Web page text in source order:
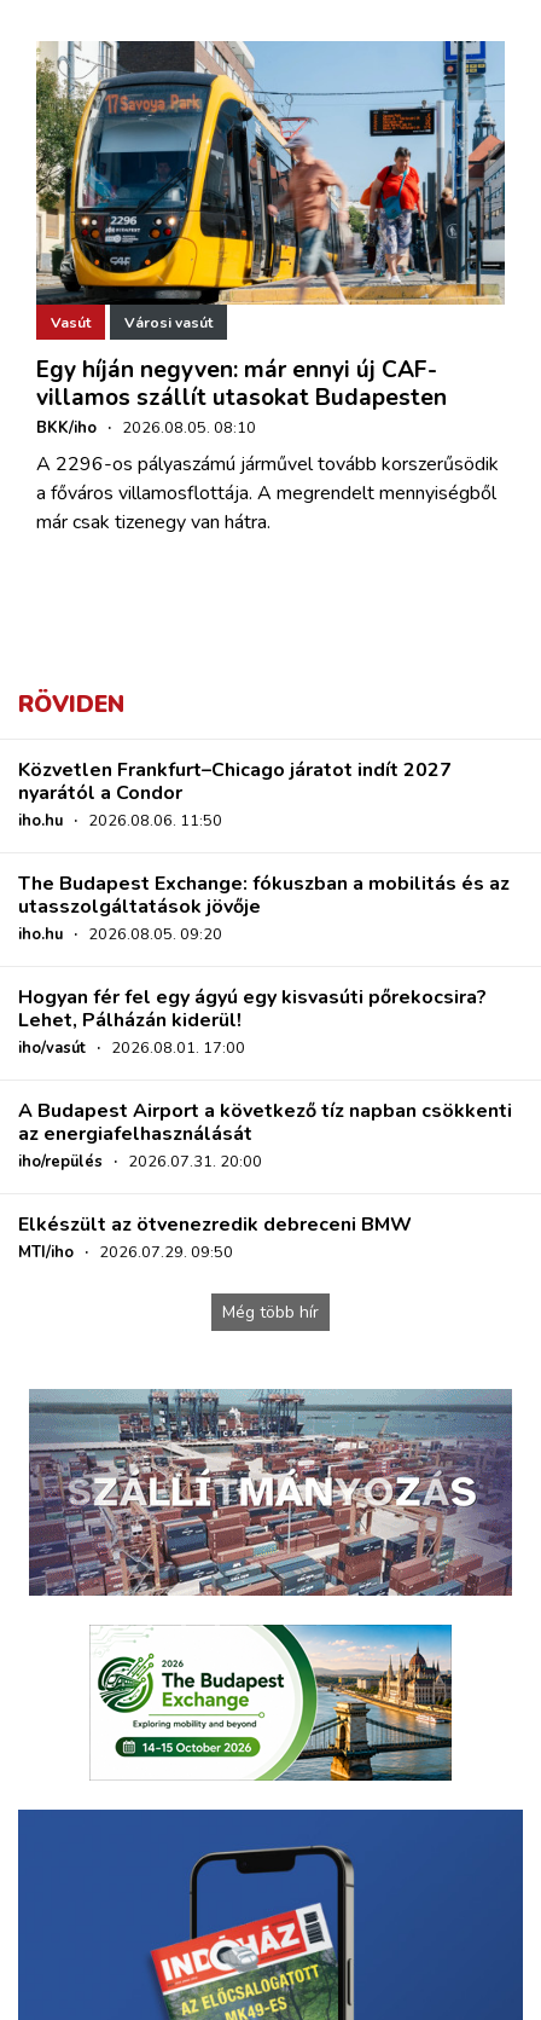
Vasút Városi vasút
Egy híján negyven: már ennyi új CAF-
villamos szállít utasokat Budapesten
BKK/iho · 2026.08.05. 08:10
A 2296-os pályaszámú járművel tovább korszerűsödik
a főváros villamosflottája. A megrendelt mennyiségből
már csak tizenegy van hátra.
RÖVIDEN
Közvetlen Frankfurt–Chicago járatot indít 2027
nyarától a Condor
iho.hu · 2026.08.06. 11:50
The Budapest Exchange: fókuszban a mobilitás és az
utasszolgáltatások jövője
iho.hu · 2026.08.05. 09:20
Hogyan fér fel egy ágyú egy kisvasúti pőrekocsira?
Lehet, Pálházán kiderül!
iho/vasút · 2026.08.01. 17:00
A Budapest Airport a következő tíz napban csökkenti
az energiafelhasználását
iho/repülés · 2026.07.31. 20:00
Elkészült az ötvenezredik debreceni BMW
MTI/iho · 2026.07.29. 09:50
Még több hír